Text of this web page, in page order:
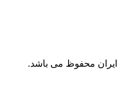
محفوظ می باشد.